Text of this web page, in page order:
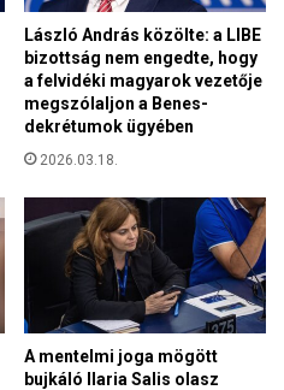
László András közölte: a LIBE
bizottság nem engedte, hogy
a felvidéki magyarok vezetője
megszólaljon a Benes-
dekrétumok ügyében
2026.03.18.
A mentelmi joga mögött
bujkáló Ilaria Salis olasz